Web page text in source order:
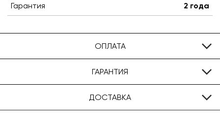
Гарантия 2 года
ОПЛАТА
ГАРАНТИЯ
ДОСТАВКА